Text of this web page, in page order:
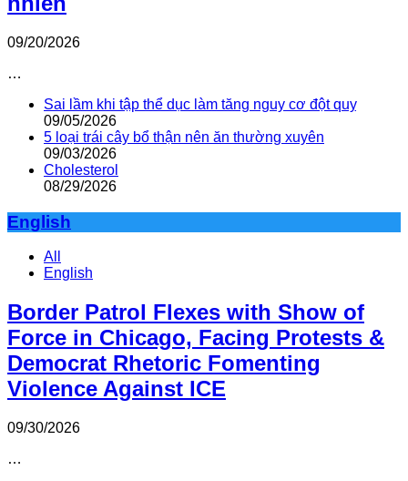
09/20/2026
…
Sai lầm khi tập thể dục làm tăng nguy cơ đột quỵ
09/05/2026
5 loại trái cây bổ thận nên ăn thường xuyên
09/03/2026
Cholesterol
08/29/2026
English
All
English
Border Patrol Flexes with Show of
Force in Chicago, Facing Protests &
Democrat Rhetoric Fomenting
Violence Against ICE
09/30/2026
…